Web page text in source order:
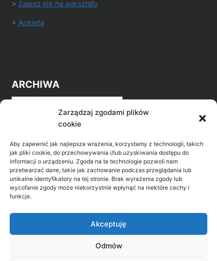
Zarządzaj zgodami plików
cookie
Aby zapewnić jak najlepsze wrażenia, korzystamy z technologii, takich
jak pliki cookie, do przechowywania i/lub uzyskiwania dostępu do
informacji o urządzeniu. Zgoda na te technologie pozwoli nam
przetwarzać dane, takie jak zachowanie podczas przeglądania lub
unikalne identyfikatory na tej stronie. Brak wyrażenia zgody lub
wycofanie zgody może niekorzystnie wpłynąć na niektóre cechy i
funkcje.
Akceptuję
Odmów
> Zapisz się na warsztaty
> Ankieta
ARCHIWA
Archiwa
POZNAJ LEPIEJ NASZ REGION
>Gołdap Mazurski Zdrój